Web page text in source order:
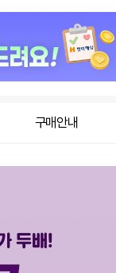
0원
구매안내